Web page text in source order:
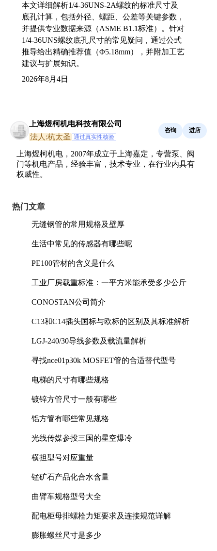
本文详细解析1/4-36UNS-2A螺纹的标准尺寸及
底孔计算，包括外径、螺距、公差等关键参数，
并提供专业数据来源（ASME B1.1标准）。针对
1/4-36UNS螺纹底孔尺寸的常见疑问，通过公式
推导给出精确推荐值（Φ5.18mm），并附加工艺
建议与扩展知识。
2026年8月4日
上海煜柯机电科技有限公司
法人:杭太圣 通过真实性核验
咨询 进店
上海煜柯机电，2007年成立于上海嘉定，专营泵、阀
门等机电产品，经验丰富，技术专业，在行业内具有
权威性。
热门文章
无缝钢管的常用规格及壁厚
生活中常见的传感器有哪些呢
PE100管材的含义是什么
工业厂房载重标准：一平方米能承受多少公斤
CONOSTAN公司简介
C13和C14插头国标与欧标的区别及其标准解析
LGJ-240/30导线参数及载流量解析
寻找nce01p30k MOSFET管的合适替代型号
电梯的尺寸有哪些规格
镀锌方管尺寸一般有哪些
铝方管有哪些常见规格
光线传媒参投三国的星空爆冷
横担型号对应重量
锰矿石产品化合水含量
曲臂车规格型号大全
配电柜母排螺栓力矩要求及连接规范详解
膨胀螺丝尺寸是多少